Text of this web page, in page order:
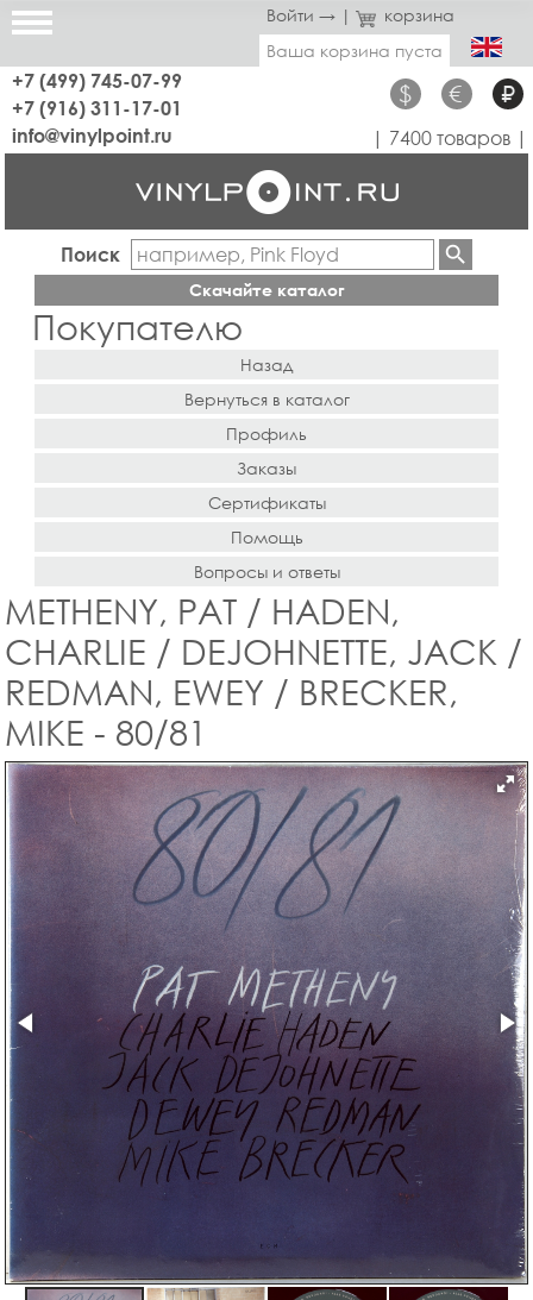
Войти → |
корзина
Ваша корзина пуста
+7 (499) 745-07-99
+7 (916) 311-17-01
$ € ₽
info@vinylpoint.ru | 7400 товаров |
Поиск
Скачайте каталог
Покупателю
Назад
Вернуться в каталог
Профиль
Заказы
Сертификаты
Помощь
Вопросы и ответы
METHENY, PAT / HADEN,
CHARLIE / DEJOHNETTE, JACK /
REDMAN, EWEY / BRECKER,
MIKE - 80/81